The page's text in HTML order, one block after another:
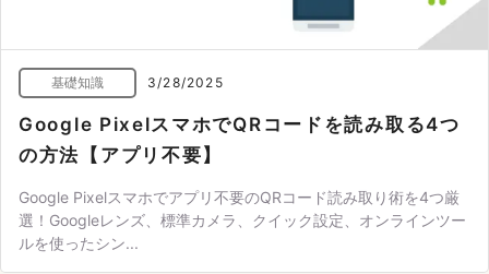
基礎知識 3/28/2025
Google PixelスマホでQRコードを読み取る4つ
の方法【アプリ不要】
Google Pixelスマホでアプリ不要のQRコード読み取り術を4つ厳
選！Googleレンズ、標準カメラ、クイック設定、オンラインツー
ルを使ったシン...